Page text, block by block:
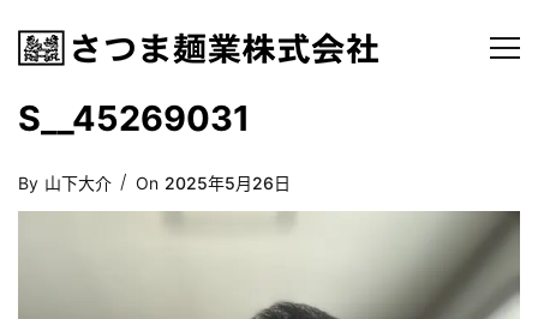
S__45269031
By 山下大介
Posted
On
On 2025年5月26日